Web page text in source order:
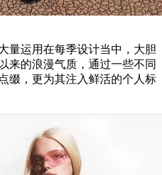
运用在每季设计当中，大胆
来的浪漫气质，通过一些不同
缀，更为其注入鲜活的个人标